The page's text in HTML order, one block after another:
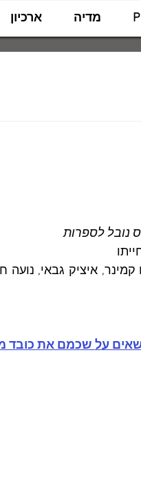
מדיה ארכיון
נובל לספרות
איציק גבאי, נועה
על שכמם את כובד